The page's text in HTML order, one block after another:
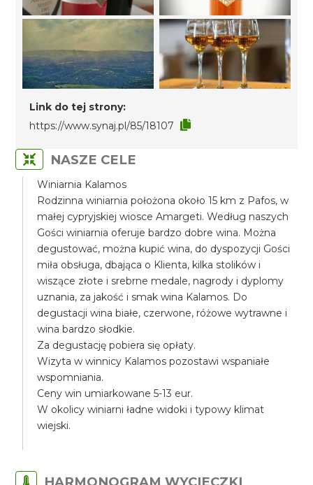
Link do tej strony:
https://www.synaj.pl/85/18107
NASZE CELE
Winiarnia Kalamos
Rodzinna winiarnia położona około 15 km z Pafos, w
małej cypryjskiej wiosce Amargeti. Według naszych
Gości winiarnia oferuje bardzo dobre wina. Można
degustować, można kupić wina, do dyspozycji Gości
miła obsługa, dbająca o Klienta, kilka stolików i
wiszące złote i srebrne medale, nagrody i dyplomy
uznania, za jakość i smak wina Kalamos. Do
degustacji wina białe, czerwone, różowe wytrawne i
wina bardzo słodkie.
Za degustację pobiera się opłaty.
Wizyta w winnicy Kalamos pozostawi wspaniałe
wspomniania.
Ceny win umiarkowane 5-13 eur.
W okolicy winiarni ładne widoki i typowy klimat
wiejski.